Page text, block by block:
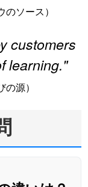
ソース）
customers
learning."
源）